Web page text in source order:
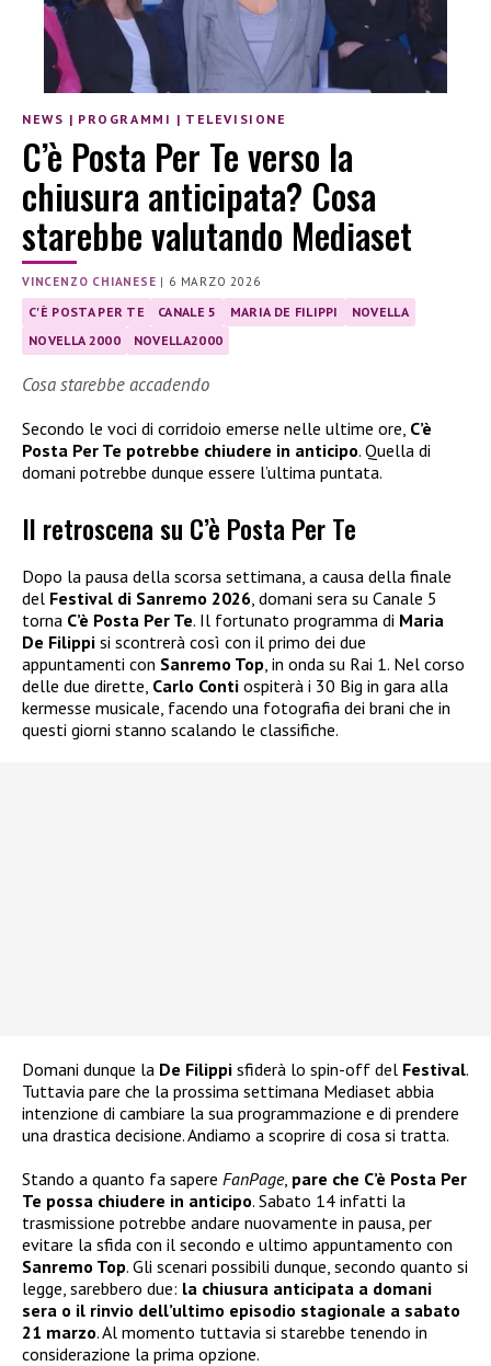
NEWS | PROGRAMMI | TELEVISIONE
C’è Posta Per Te verso la
chiusura anticipata? Cosa
starebbe valutando Mediaset
VINCENZO CHIANESE | 6 MARZO 2026
C'È POSTA PER TE CANALE 5 MARIA DE FILIPPI
NOVELLA
NOVELLA 2000
NOVELLA2000
Cosa starebbe accadendo
Secondo le voci di corridoio emerse nelle ultime ore, C’è
Posta Per Te potrebbe chiudere in anticipo. Quella di
domani potrebbe dunque essere l’ultima puntata.
Il retroscena su C’è Posta Per Te
Dopo la pausa della scorsa settimana, a causa della finale
del Festival di Sanremo 2026 , domani sera su Canale 5
torna C’è Posta Per Te. Il fortunato programma di Maria
De Filippi si scontrerà così con il primo dei due
appuntamenti con Sanremo Top , in onda su Rai 1. Nel corso
delle due dirette, Carlo Conti ospiterà i 30 Big in gara alla
kermesse musicale, facendo una fotografia dei brani che in
questi giorni stanno scalando le classifiche.
Domani dunque la De Filippi sfiderà lo spin-off del Festival.
Tuttavia pare che la prossima settimana Mediaset abbia
intenzione di cambiare la sua programmazione e di prendere
una drastica decisione. Andiamo a scoprire di cosa si tratta.
Stando a quanto fa sapere FanPage, pare che C’è Posta Per
Te possa chiudere in anticipo. Sabato 14 infatti la
trasmissione potrebbe andare nuovamente in pausa, per
evitare la sfida con il secondo e ultimo appuntamento con
Sanremo Top. Gli scenari possibili dunque, secondo quanto si
legge, sarebbero due: la chiusura anticipata a domani
sera o il rinvio dell’ultimo episodio stagionale a sabato
21 marzo. Al momento tuttavia si starebbe tenendo in
considerazione la prima opzione.